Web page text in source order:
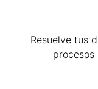
Resuelve tus